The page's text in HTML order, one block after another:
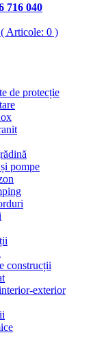
716 040
( Articole: 0 )
de protecție
pompe
construcții
exterior